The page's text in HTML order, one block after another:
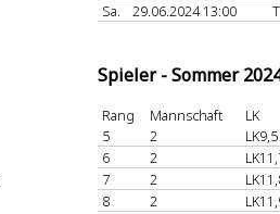
Sa.
29.06.2024 13:00
Spieler - Sommer
Rang Mannschaft
LK
5
2
LK9,5
6
2
7
2
8
2